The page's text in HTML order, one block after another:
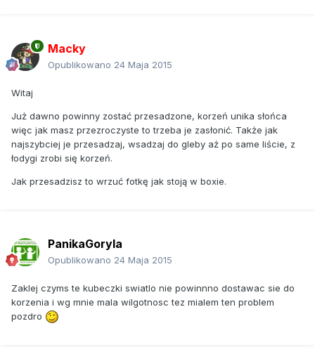
Macky
Opublikowano 24 Maja 2015
Witaj
Już dawno powinny zostać przesadzone, korzeń unika słońca
więc jak masz przezroczyste to trzeba je zasłonić. Także jak
najszybciej je przesadzaj, wsadzaj do gleby aż po same liście, z
łodygi zrobi się korzeń.
Jak przesadzisz to wrzuć fotkę jak stoją w boxie.
PanikaGoryla
Opublikowano 24 Maja 2015
Zaklej czyms te kubeczki swiatlo nie powinnno dostawac sie do
korzenia i wg mnie mala wilgotnosc tez mialem ten problem
pozdro